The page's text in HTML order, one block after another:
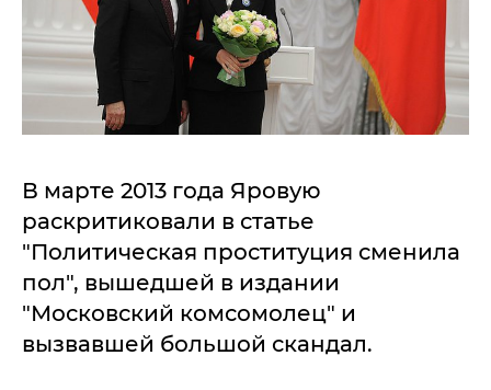
В марте 2013 года Яровую
раскритиковали в статье
"Политическая проституция сменила
пол", вышедшей в издании
"Московский комсомолец" и
вызвавшей большой скандал.